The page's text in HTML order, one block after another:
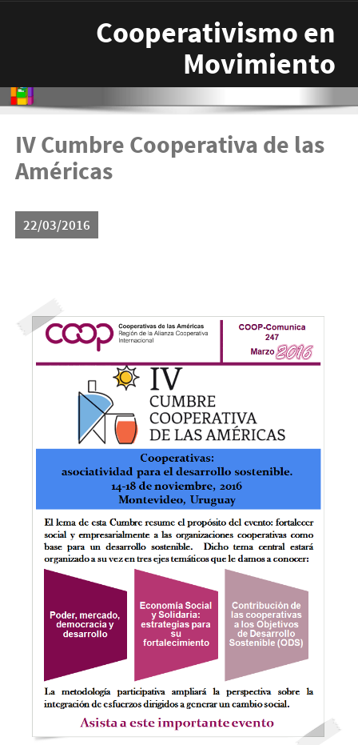
Cooperativismo en
Movimiento
IV Cumbre Cooperativa de las
Américas
22/03/2016
247.png